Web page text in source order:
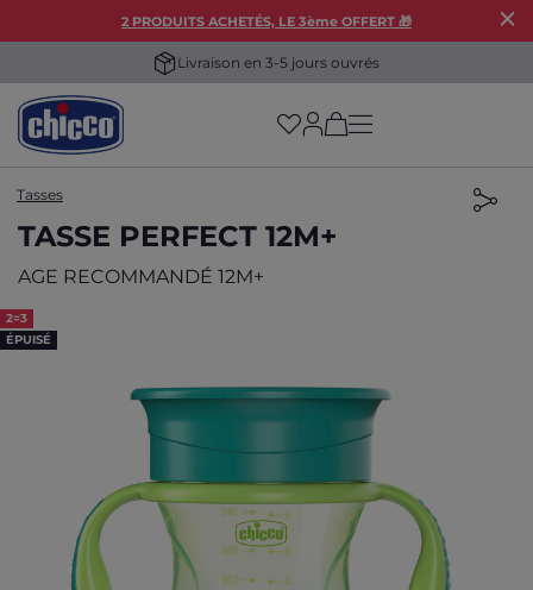
2 PRODUITS ACHETÉS, LE 3ème OFFERT 🎁
Livraison en 3-5 jours ouvrés
(has more options
Tasses
TASSE PERFECT 12M+
AGE RECOMMANDÉ 12M+
2=3
ÉPUISÉ